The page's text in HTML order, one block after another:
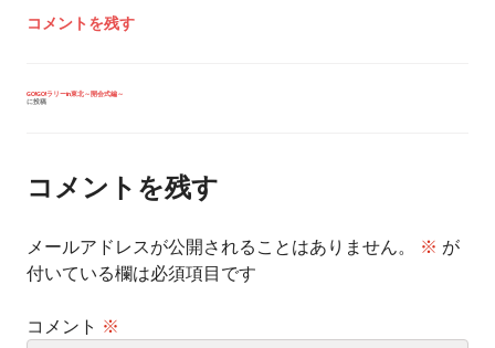
コメントを残す
投
シ
ョ
GO!GO!ラリーin東北～開会式編～
に投稿
コメントを残す
メールアドレスが公開されることはありません。 ※ が
付いている欄は必須項目です
コメント ※